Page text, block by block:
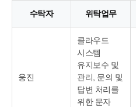
수탁자 위탁업무
웅진
클라우드
시스템
유지보수 및
관리, 문의 및
답변 처리를
위한 문자